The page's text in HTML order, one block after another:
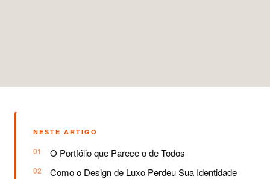
NESTE ARTIGO
O Portfólio que Parece o de Todos
Como o Design de Luxo Perdeu Sua Identidade